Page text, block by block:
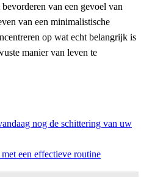
van een gevoel van
van een minimalistische
op wat echt belangrijk is
manier van leven te
nog de schittering van uw
een effectieve routine